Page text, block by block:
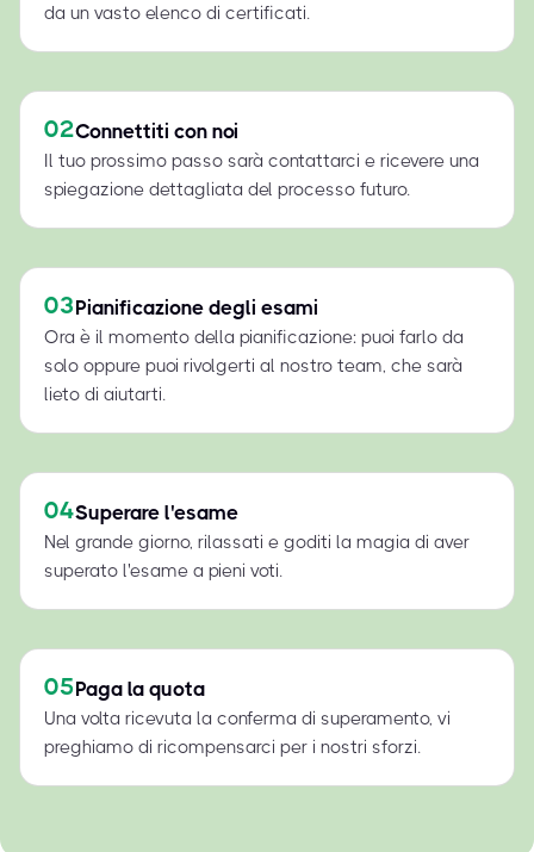
da un vasto elenco di certificati.
02Connettiti con noi
Il tuo prossimo passo sarà contattarci e ricevere una
spiegazione dettagliata del processo futuro.
03Pianificazione degli esami
Ora è il momento della pianificazione: puoi farlo da
solo oppure puoi rivolgerti al nostro team, che sarà
lieto di aiutarti.
04Superare l'esame
Nel grande giorno, rilassati e goditi la magia di aver
superato l'esame a pieni voti.
05Paga la quota
Una volta ricevuta la conferma di superamento, vi
preghiamo di ricompensarci per i nostri sforzi.